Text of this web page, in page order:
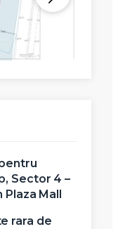
Sector 4 –
Mall
rara de